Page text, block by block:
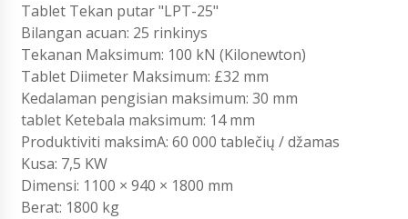
Tablet Tekan putar "LPT-25"
Bilangan acuan: 25 rinkinys
Tekanan Maksimum: 100 kN (Kilonewton)
Tablet Diimeter Maksimum: £32 mm
Kedalaman pengisian maksimum: 30 mm
tablet Ketebala maksimum: 14 mm
Produktiviti maksimA: 60 000 tablečių / džamas
Kusa: 7,5 KW
Dimensi: 1100 × 940 × 1800 mm
Berat: 1800 kg